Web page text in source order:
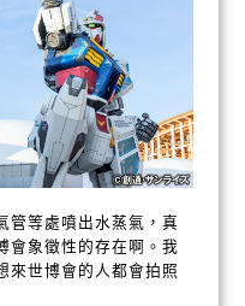
管等處噴出水蒸氣，真
會象徵性的存在啊。我
來世博會的人都會拍照